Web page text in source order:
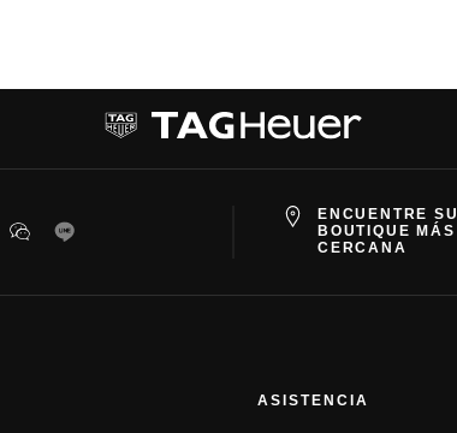
WeChatLine
ENCUENTRE SU
BOUTIQUE MÁS
CERCANA
ASISTENCIA